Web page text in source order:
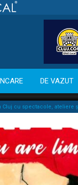
DE VAZUT
Cluj cu spectacole,